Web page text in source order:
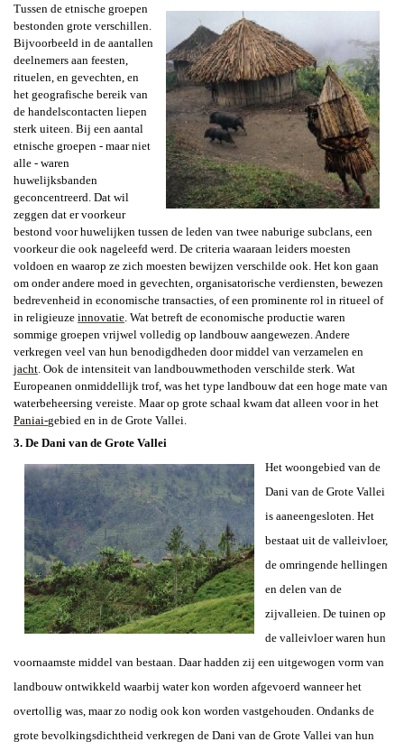
Tussen de etnische groepen
bestonden grote verschillen.
Bijvoorbeeld in de aantallen
deelnemers aan feesten,
rituelen, en gevechten, en
het geografische bereik van
de handelscontacten liepen
sterk uiteen. Bij een aantal
etnische groepen - maar niet
alle - waren
huwelijksbanden
geconcentreerd. Dat wil
zeggen dat er voorkeur
bestond voor huwelijken tussen de leden van twee naburige subclans, een
voorkeur die ook nageleefd werd. De criteria waaraan leiders moesten
voldoen en waarop ze zich moesten bewijzen verschilde ook. Het kon gaan
om onder andere moed in gevechten, organisatorische verdiensten, bewezen
bedrevenheid in economische transacties, of een prominente rol in ritueel of
in religieuze innovatie . Wat betreft de economische productie waren
sommige groepen vrijwel volledig op landbouw aangewezen. Andere
verkregen veel van hun benodigdheden door middel van verzamelen en
jacht . Ook de intensiteit van landbouwmethoden verschilde sterk. Wat
Europeanen onmiddellijk trof, was het type landbouw dat een hoge mate van
waterbeheersing vereiste. Maar op grote schaal kwam dat alleen voor in het
Paniai-gebied en in de Grote Vallei.
3. De Dani van de Grote Vallei
Het woongebied van de
Dani van de Grote Vallei
is aaneengesloten. Het
bestaat uit de valleivloer,
de omringende hellingen
en delen van de
zijvalleien. De tuinen op
de valleivloer waren hun
voornaamste middel van bestaan. Daar hadden zij een uitgewogen vorm van
landbouw ontwikkeld waarbij water kon worden afgevoerd wanneer het
overtollig was, maar zo nodig ook kon worden vastgehouden. Ondanks de
grote bevolkingsdichtheid verkregen de Dani van de Grote Vallei van hun